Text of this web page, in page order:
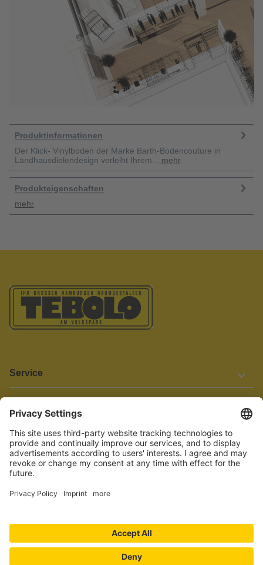
Produktinformationen
Der Klick- Vinylboden der Marke Barth-Bodencouture in
Landhausdielendesign verleiht Ihrem...
mehr
Produkteigenschaften
mehr
Service
Informationen
Barrierefreiheit
Wir bemühen uns, unsere Website barrierefrei zu gestalten.
Einige Inhalte und Funktionen sind derzeit jedoch noch nicht
vollständig zugänglich. Wenn Sie auf Barrieren stoßen oder Hilfe
benötigen, kontaktieren Sie uns bitte unter service[at]knutzen.de.
Vertrag widerrufen
© 2026 TEBOLO